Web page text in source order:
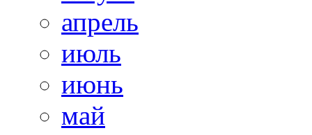
апрель
июль
июнь
май